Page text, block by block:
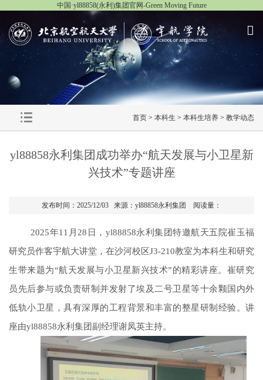
中国·yl88858(永利)集团官网-Green Moving Future
首页 > 本科生 > 本科生培养 > 教学动态
yl88858永利集团成功举办“航天发展与小卫星新
兴技术”专题讲座
发布时间：2025/12/03 来源：yl88858永利集团 阅读量：
2025年11月28日，yl88858永利集团特邀航天五院崔玉福
研究员作客宇航大讲堂，在沙河校区J3-210教室为本科生和研究
生带来题为“航天发展与小卫星新兴技术”的精彩讲座。崔研究
员先后参与或负责研制并发射了埃及二号卫星等十余颗国内外
低轨小卫星，具有深厚的工程背景和丰富的整星研制经验。讲
座由yl88858永利集团副经理谢凤英主持。